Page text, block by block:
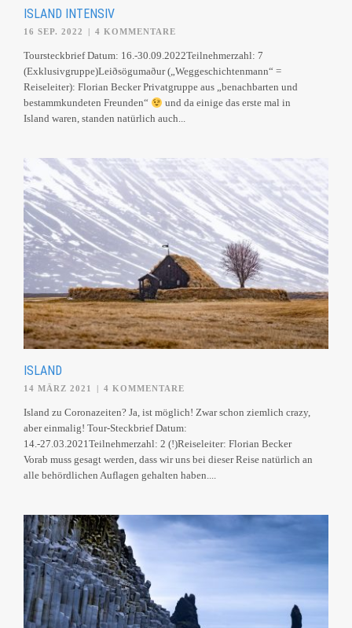
ISLAND INTENSIV
16 SEP. 2022 4 KOMMENTARE
Toursteckbrief Datum: 16.-30.09.2022Teilnehmerzahl: 7
(Exklusivgruppe)Leiðsögumaður („Weggeschichtenmann“ =
Reiseleiter): Florian Becker Privatgruppe aus „benachbarten und
bestammkundeten Freunden“
und da einige das erste mal in
Island waren, standen natürlich auch...
ISLAND
14 MÄRZ 2021 | 4 KOMMENTARE
Island zu Coronazeiten? Ja, ist möglich! Zwar schon ziemlich crazy,
aber einmalig! Tour-Steckbrief Datum:
14.-27.03.2021Teilnehmerzahl: 2 (!)Reiseleiter: Florian Becker
Vorab muss gesagt werden, dass wir uns bei dieser Reise natürlich an
alle behördlichen Auflagen gehalten haben....